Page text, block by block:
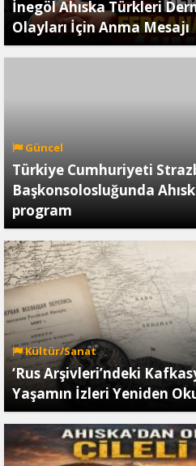
İnegöl Ahıska Türkleri
Olayları İçin Anma Mesajı
Güncel
Türkiye Cumhuriyeti
Başkonsolosluğunda
program
Kültür/Sanat
‘Rus Arşivleri’ndeki
Yaşamın İzleri Yeniden